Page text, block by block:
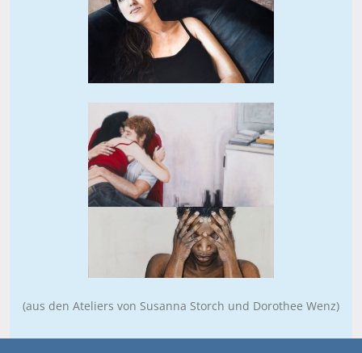
(aus den Ateliers von Susanna Storch und Dorothee Wenz)